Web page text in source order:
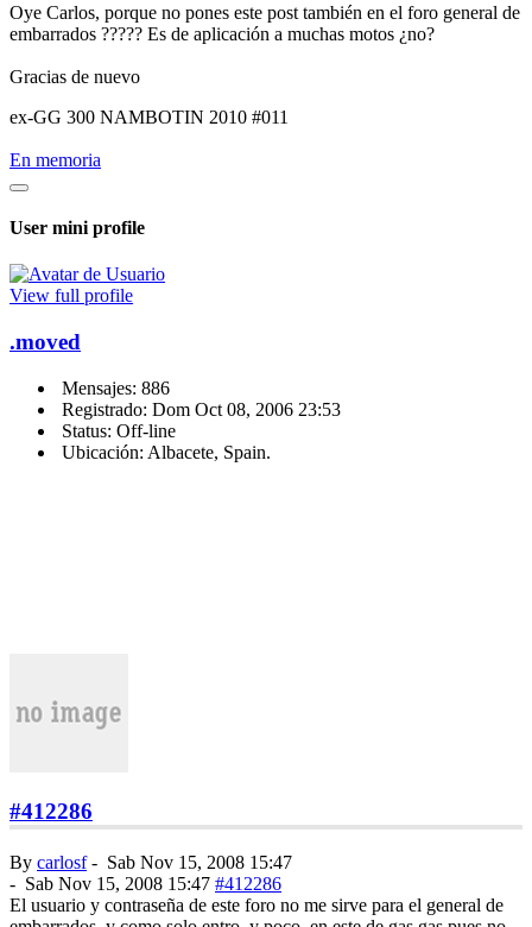
Oye Carlos, porque no pones este post también en el foro general de
embarrados ????? Es de aplicación a muchas motos ¿no?
Gracias de nuevo
ex-GG 300 NAMBOTIN 2010 #011
En memoria
User mini profile
View full profile
.moved
Mensajes: 886
Registrado: Dom Oct 08, 2006 23:53
Status: Off-line
Ubicación: Albacete, Spain.
#412286
By carlosf- Sab Nov 15, 2008 15:47
- Sab Nov 15, 2008 15:47 #412286
El usuario y contraseña de este foro no me sirve para el general de